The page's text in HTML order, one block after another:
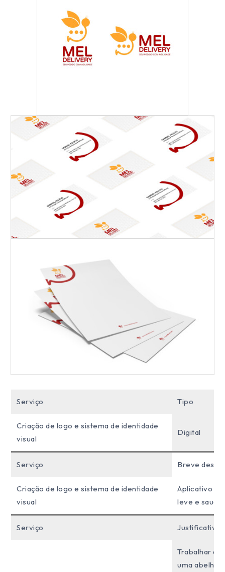
Serviço Tipo
Criação de logo e sistema de identidade
visual
Digital
Serviço Breve
Criação de logo e sistema de identidade
visual
Aplicativo
leve e
Serviço Justificativa:
Trabalhar a
uma abelha,